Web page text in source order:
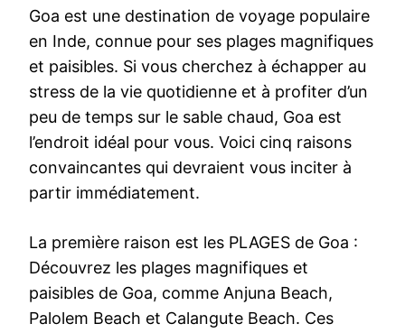
Goa est une destination de voyage populaire
en Inde, connue pour ses plages magnifiques
et paisibles. Si vous cherchez à échapper au
stress de la vie quotidienne et à profiter d’un
peu de temps sur le sable chaud, Goa est
l’endroit idéal pour vous. Voici cinq raisons
convaincantes qui devraient vous inciter à
partir immédiatement.
La première raison est les PLAGES de Goa :
Découvrez les plages magnifiques et
paisibles de Goa, comme Anjuna Beach,
Palolem Beach et Calangute Beach. Ces